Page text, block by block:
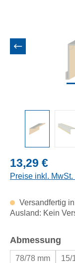
Regulärer Preis:
13,29 €
Preise inkl.
Versandfertig
Ausland: Kein
Abmessung
78/78 mm 15/